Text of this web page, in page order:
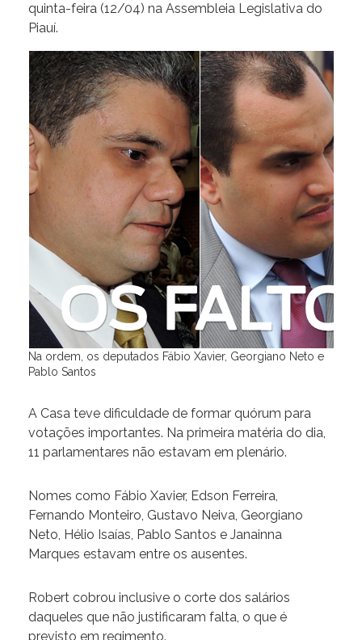
quinta-feira (12/04) na Assembleia Legislativa do
Piauí.
Na ordem, os deputados Fábio Xavier, Georgiano Neto e
Pablo Santos
A Casa teve dificuldade de formar quórum para
votações importantes. Na primeira matéria do dia,
11 parlamentares não estavam em plenário.
Nomes como Fábio Xavier, Edson Ferreira,
Fernando Monteiro, Gustavo Neiva, Georgiano
Neto, Hélio Isaías, Pablo Santos e Janainna
Marques estavam entre os ausentes.
Robert cobrou inclusive o corte dos salários
daqueles que não justificaram falta, o que é
previsto em regimento.